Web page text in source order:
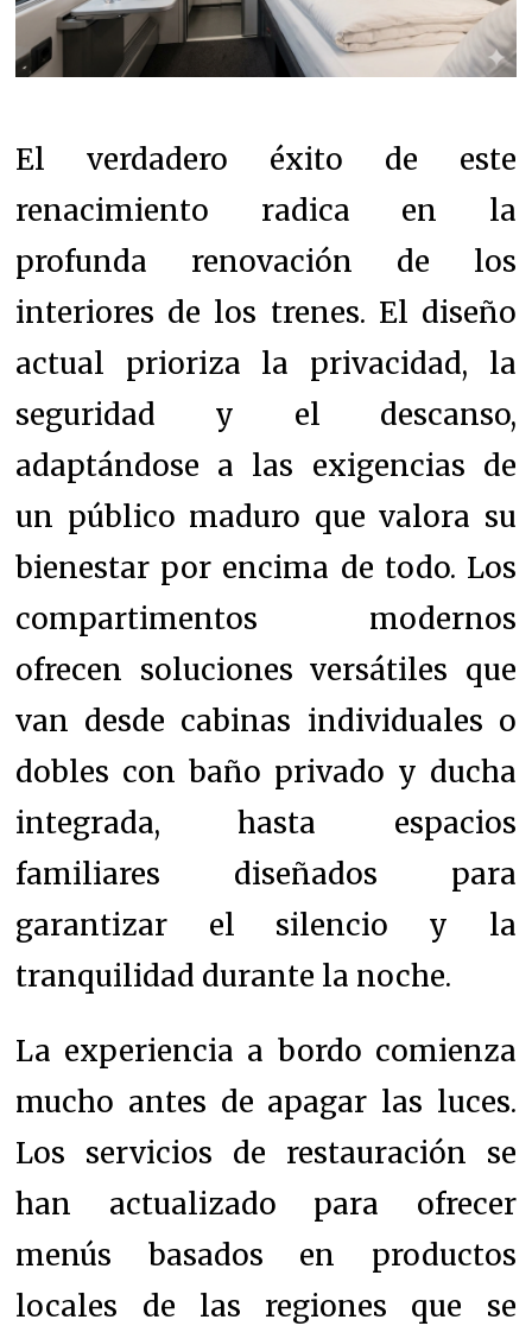
El verdadero éxito de este
renacimiento radica en la
profunda renovación de los
interiores de los trenes. El diseño
actual prioriza la privacidad, la
seguridad y el descanso,
adaptándose a las exigencias de
un público maduro que valora su
bienestar por encima de todo. Los
compartimentos modernos
ofrecen soluciones versátiles que
van desde cabinas individuales o
dobles con baño privado y ducha
integrada, hasta espacios
familiares diseñados para
garantizar el silencio y la
tranquilidad durante la noche.
La experiencia a bordo comienza
mucho antes de apagar las luces.
Los servicios de restauración se
han actualizado para ofrecer
menús basados en productos
locales de las regiones que se